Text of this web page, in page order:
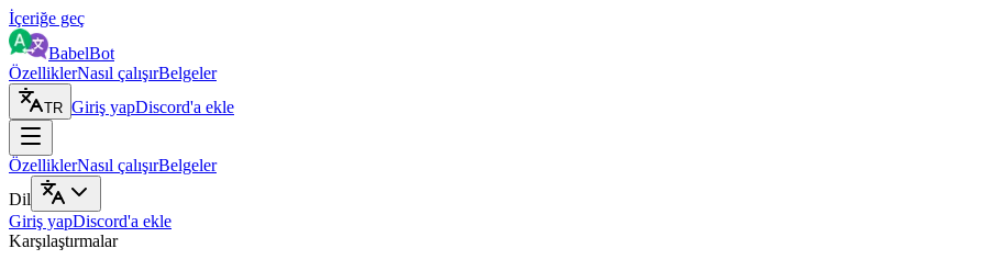
İçeriğe geç
BabelBot
ÖzelliklerNasıl çalışırBelgeler
TR Giriş yapDiscord'a ekle
ÖzelliklerNasıl çalışırBelgeler
Dil
Giriş yapDiscord'a ekle
Karşılaştırmalar